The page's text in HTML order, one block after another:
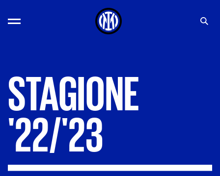
STAGIONE
'22/'23